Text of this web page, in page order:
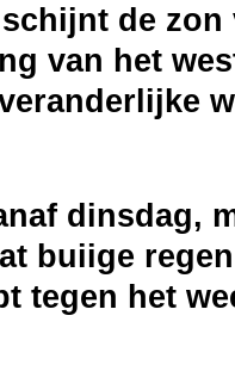
de
van het
dinsdag,
buiige
tegen het